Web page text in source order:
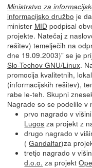
Ministrstvo za
informacijsko družbo je
minister MID podpisal
projekte. Natečaj z
rešitev) temelječih na
dne 19.09.2003)" se je
Slo-Techov GNU/Linux.
promocija kvalitetnih,
(informacijskih rešitev),
rabe le-teh. Skupni
Nagrade so se podelile v
prvo nagrado v
Lugos za projekt z
drugo nagrado v
(Gandalfar)za
tretjo nagrado v
d.o.o. za projekt